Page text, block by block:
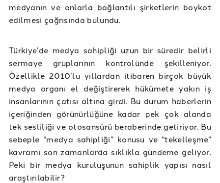
medyanın ve onlarla bağlantılı şirketlerin boykot
edilmesi çağrısında bulundu.
Türkiye’de medya sahipliği uzun bir süredir belirli
sermaye gruplarının kontrolünde şekilleniyor.
Özellikle 2010’lu yıllardan itibaren birçok büyük
medya organı el değiştirerek hükümete yakın iş
insanlarının çatısı altına girdi. Bu durum haberlerin
içeriğinden görünürlüğüne kadar pek çok alanda
tek sesliliği ve otosansürü beraberinde getiriyor. Bu
sebeple “medya sahipliği” konusu ve “tekelleşme”
kavramı son zamanlarda sıklıkla gündeme geliyor.
Peki bir medya kuruluşunun sahiplik yapısı nasıl
araştırılabilir?